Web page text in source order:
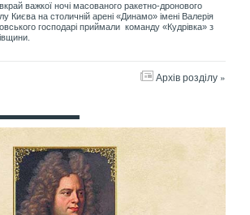
важкої ночі масованого ракетно-дронового
Києва на столичній арені «Динамо» імені Валерія
господарі приймали команду «Кудрівка» з
Архів розділу »